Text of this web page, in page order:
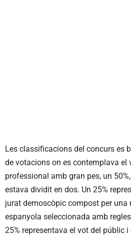
Les classificacions del concurs es
de votacions on es contemplava el
professional amb gran pes, un
estava dividit en dos. Un 25%
jurat demoscòpic compost per
espanyola seleccionada amb
25% representava el vot del públic